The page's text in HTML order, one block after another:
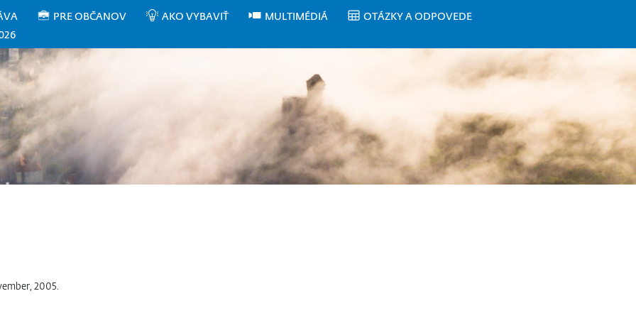
PRE OBČANOV AKO VYBAVIŤ MULTIMÉDIÁ
OTÁZKY A ODPOVEDE
2005.